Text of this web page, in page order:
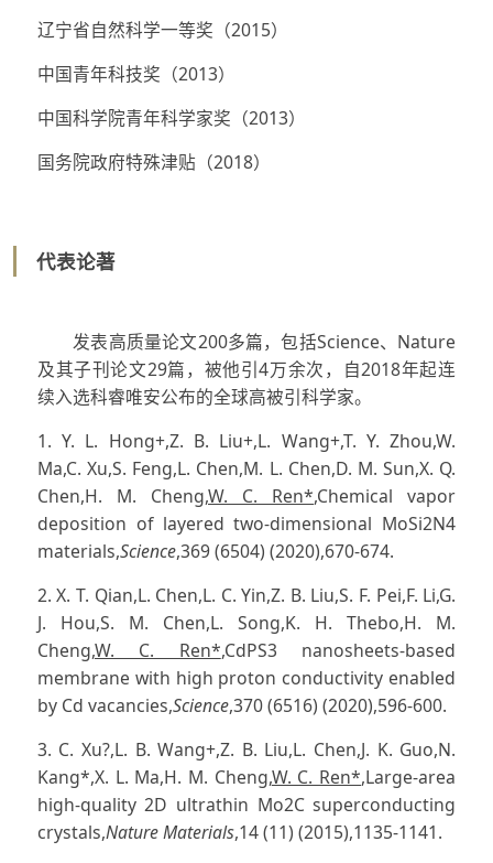
辽宁省自然科学一等奖（2015）
中国青年科技奖（2013）
中国科学院青年科学家奖（2013）
国务院政府特殊津贴（2018）
代表论著
发表高质量论文200多篇，包括Science、Nature
及其子刊论文29篇，被他引4万余次，自2018年起连
续入选科睿唯安公布的全球高被引科学家。
1. Y. L. Hong+,Z. B. Liu+,L. Wang+,T. Y. Zhou,W.
Ma,C. Xu,S. Feng,L. Chen,M. L. Chen,D. M. Sun,X. Q.
Chen,H. M. Cheng,W. C. Ren*,Chemical vapor
deposition of layered two-dimensional MoSi2N4
materials,Science,369 (6504) (2020),670-674.
2. X. T. Qian,L. Chen,L. C. Yin,Z. B. Liu,S. F. Pei,F. Li,G.
J. Hou,S. M. Chen,L. Song,K. H. Thebo,H. M.
Cheng,W. C. Ren*,CdPS3 nanosheets-based
membrane with high proton conductivity enabled
by Cd vacancies,Science,370 (6516) (2020),596-600.
3. C. Xu?,L. B. Wang+,Z. B. Liu,L. Chen,J. K. Guo,N.
Kang*,X. L. Ma,H. M. Cheng,W. C. Ren*,Large-area
high-quality 2D ultrathin Mo2C superconducting
crystals,Nature Materials,14 (11) (2015),1135-1141.